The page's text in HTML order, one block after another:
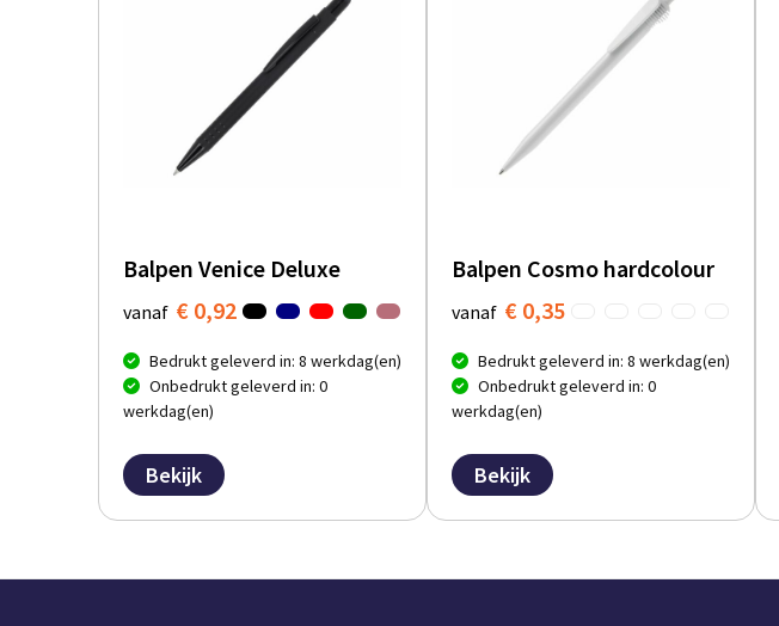
Balpen Venice Deluxe
vanaf € 0,92
Bedrukt geleverd in: 8 werkdag(en)
Onbedrukt geleverd in: 0
werkdag(en)
Bekijk
Balpen Cosmo hardcolour
vanaf € 0,35
Bedrukt geleverd in: 8 werkdag(en)
Onbedrukt geleverd in: 0
werkdag(en)
Bekijk